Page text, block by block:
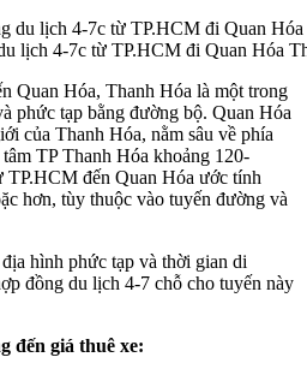
lịch 4-7c từ TP.HCM đi Quan Hóa
Quan Hóa, Thanh Hóa là một trong
phức tạp bằng đường bộ. Quan Hóa
của Thanh Hóa, nằm sâu về phía
TP Thanh Hóa khoảng 120-
TP.HCM đến Quan Hóa ước tính
hơn, tùy thuộc vào tuyến đường và
hình phức tạp và thời gian di
đồng du lịch 4-7 chỗ cho tuyến này
đến giá thuê xe: